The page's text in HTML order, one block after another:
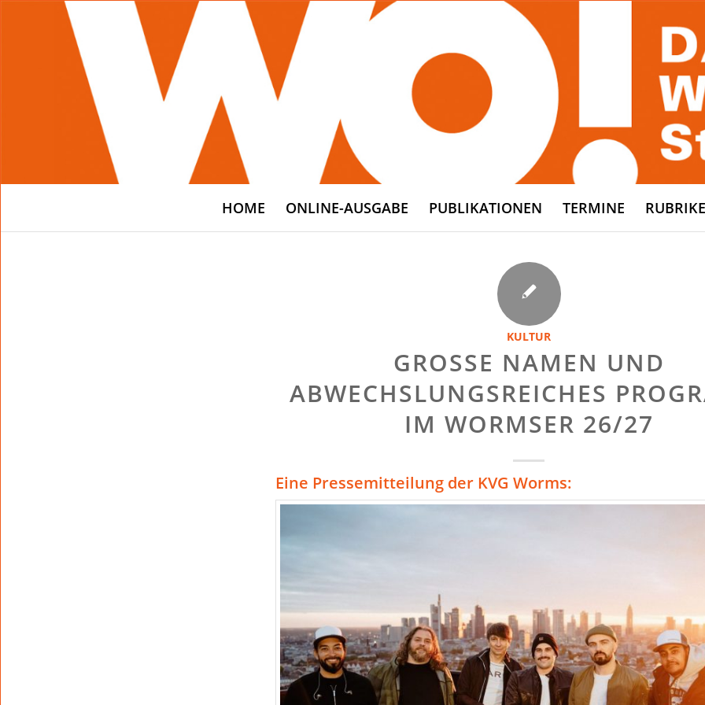
HOME ONLINE-AUSGABE PUBLIKATIONEN TERMINE
KULTUR
GROSSE NAMEN UND A
BWECHSLUNGSREICHES
M WORMSER 26/27
Eine Pressemitteilung der KVG Worms: